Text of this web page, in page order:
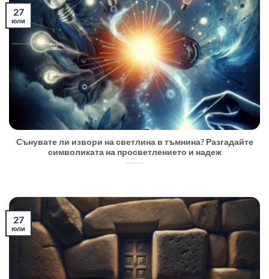
Сънувате ли извори на светлина в тъмнина? Разгадайте
символиката на просветлението и надеж
27
юли
27
юли